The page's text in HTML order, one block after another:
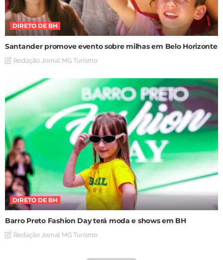
DIRETO DE BH
Santander promove evento sobre milhas em Belo Horizonte
Redação Jornal MG Turismo
DIRETO DE BH
Barro Preto Fashion Day terá moda e shows em BH
Redação Jornal MG Turismo